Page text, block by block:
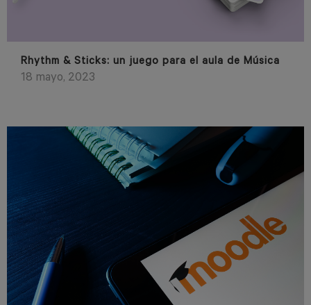
Rhythm & Sticks: un juego para el aula de Música
18 mayo, 2023